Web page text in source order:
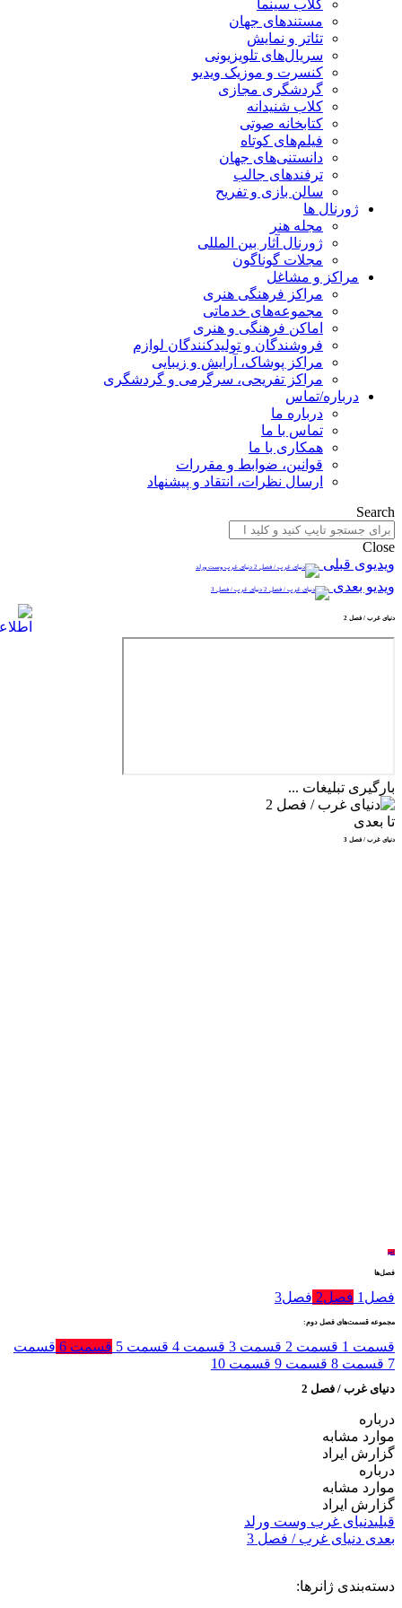
کلاب سینما
مستندهای جهان
تئاتر و نمایش
سریال‌های تلویزیونی
کنسرت و موزیک ویدیو
گردشگری مجازی
کلاب شنیدانه
کتابخانه صوتی
فیلم‌های کوتاه
دانستنی‌های جهان
ترفندهای جالب
سالن بازی و تفریح
ژورنال ها
مجله هنر
ژورنال آثار بین المللی
مجلات گوناگون
مراکز و مشاغل
مراکز فرهنگی هنری
مجموعه‌های خدماتی
اماکن فرهنگی و هنری
فروشندگان و تولیدکنندگان لوازم
مراکز پوشاک، آرایش و زیبایی
مراکز تفریحی، سرگرمی و گردشگری
درباره/تماس
درباره ما
تماس با ما
همکاری با ما
قوانین، ضوابط و مقررات
ارسال نظرات، انتقاد و پیشنهاد
Search
Close
ویدیوی قبلی
دنیای غرب وست ورلد
ویدیو بعدی دنیای غرب / فصل 3
دنیای غرب / فصل 2
بارگیری تبلیغات ...
تا بعدی
دنیای غرب / فصل 3
لغو
فصل‌ها
فصل 1 فصل2 فصل3
مجموعه قسمت‌های فصل دوم:
قسمت 1 قسمت 2 قسمت 3 قسمت 4 قسمت 5 قسمت 6
قسمت
7 قسمت 8 قسمت 9 قسمت 10
دنیای غرب / فصل 2
درباره
موارد مشابه
گزارش ایراد
درباره
موارد مشابه
گزارش ایراد
قبلیدنیای غرب وست ورلد
بعدی دنیای غرب / فصل 3
دسته‌بندی ژانرها: